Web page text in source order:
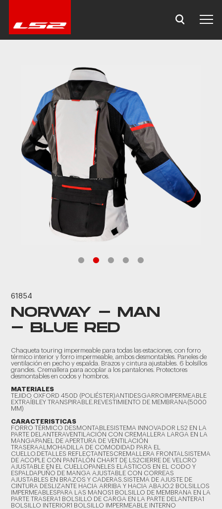
61854
NORWAY - MAN
- BLUE RED
Chaqueta touring impermeable para todas las estaciones, con forro
térmico interior y forro impermeable, ambos desmontables. Paneles de
ventilación en pecho y espalda. Brazos y cintura ajustables. 6 bolsillos
grandes. Cremallera para acoplar a los pantalones. Protectores
desmontables en codos y hombros.
MATERIALES
TEJIDO OXFORD 450D (POLIÉSTER)ANTIDESGARROIMPERMEABLE
EXTRAÍBLEY TRANSPIRABLE.REVESTIMIENTO DE MEMBRANA(5000
MM)
CARACTERISTICAS
FORRO TÉRMICO DESMONTABLESISTEMA INNOVADOR LS2 EN LA
PARTE DELANTERAVENTILACIÓN CON CREMALLERA LARGA EN LA
MANGAPANEL DE APERTURA DE VENTILACIÓN
TRASERAALMOHADILLA DE COMODIDAD PARA EL
CUELLO.DETALLES REFLECTANTESCREMALLERA FRONTALSISTEMA
DE ACOPLE CON PANTALÓN CHART DE LS2CIERRE DE VELCRO
AJUSTABLE EN EL CUELLOPANELES ELÁSTICOS EN EL CODO Y
ESPALDAPUÑO DE MANGA AJUSTABLE CON CORREAS
AJUSTABLES EN BRAZOS Y CADERAS.SISTEMA DE AJUSTE DE
CINTURA DESLIZANTE HACIA ARRIBA Y HACIA ABAJO.2 BOLSILLOS
IMPERMEABLESPARA LAS MANOS1 BOLSILLO DE MEMBRANA EN LA
PARTE TRASERA1 BOLSILLO DE CARGA EN LA PARTE DELANTERA1
BOLSILLO INTERIOR1 BOLSILLO IMPERMEABLE INTERNO